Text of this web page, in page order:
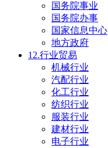
国务院事业
国务院办事
国家信息中心
地方政府
12.行业贸易
机械行业
汽配行业
化工行业
纺织行业
服装行业
建材行业
电子行业